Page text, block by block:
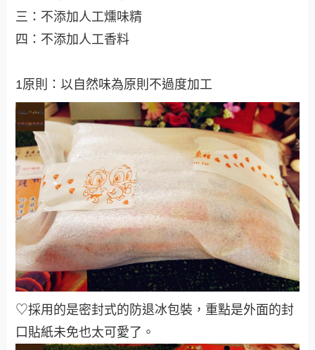
三：不添加人工燻味精
四：不添加人工香料
1原則：以自然味為原則不過度加工
♡採用的是密封式的防退冰包裝，重點是外面的封
口貼紙未免也太可愛了 。